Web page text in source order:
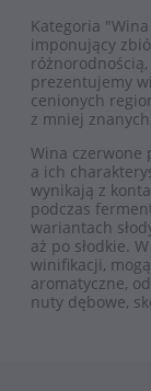
Kategoria
imponujący
prezentujemy
cenionych
z mniej
Wina czerwone
a ich
wynikają z
podczas
wariantach
aż po słodkie.
winifikacji,
aromatyczne,
nuty dębowe,